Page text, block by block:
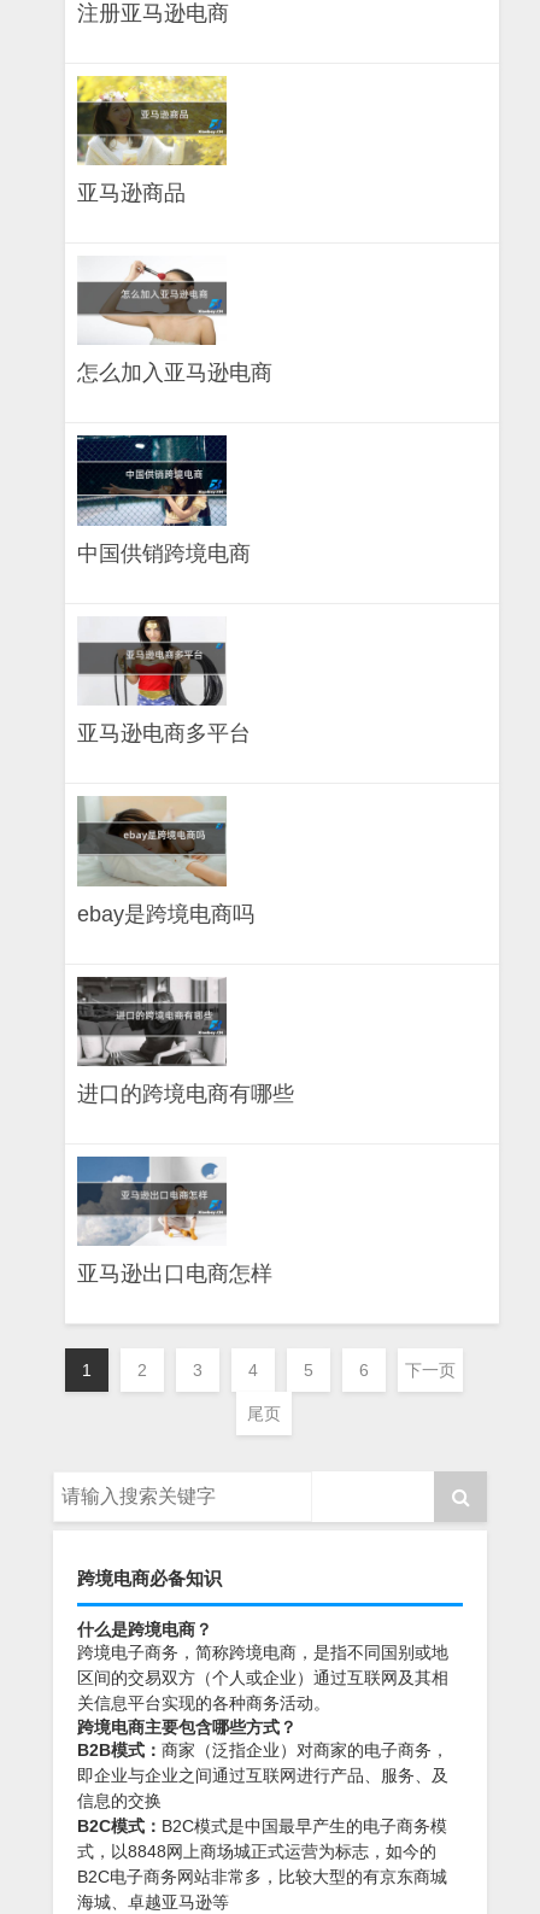
注册亚马逊电商
亚马逊商品
怎么加入亚马逊电商
中国供销跨境电商
亚马逊电商多平台
ebay是跨境电商吗
进口的跨境电商有哪些
亚马逊出口电商怎样
1 2 3 4 5 6 下一页
尾页
跨境电商必备知识
什么是跨境电商？
跨境电子商务，简称跨境电商，是指不同国别或地
区间的交易双方（个人或企业）通过互联网及其相
关信息平台实现的各种商务活动。
跨境电商主要包含哪些方式？
B2B模式： 商家（泛指企业）对商家的电子商务，
即企业与企业之间通过互联网进行产品、服务、及
信息的交换
B2C模式： B2C模式是中国最早产生的电子商务模
式，以8848网上商场城正式运营为标志，如今的
B2C电子商务网站非常多，比较大型的有京东商城
海城、卓越亚马逊等